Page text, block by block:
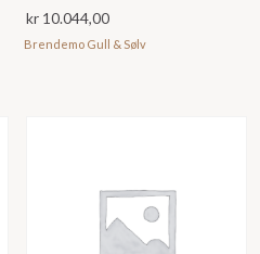
kr 10.044,00
Brendemo Gull & Sølv